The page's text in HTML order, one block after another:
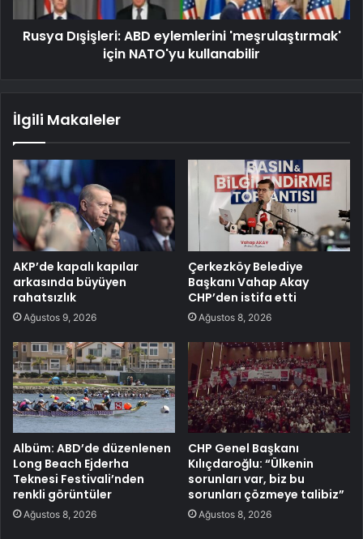
Rusya Dışişleri: ABD eylemlerini 'meşrulaştırmak'
için NATO'yu kullanabilir
İlgili Makaleler
AKP’de kapalı kapılar
arkasında büyüyen
rahatsızlık
Ağustos 9, 2026
Çerkezköy Belediye
Başkanı Vahap Akay
CHP’den istifa etti
Ağustos 8, 2026
Albüm: ABD’de düzenlenen
Long Beach Ejderha
Teknesi Festivali’nden
renkli görüntüler
Ağustos 8, 2026
CHP Genel Başkanı
Kılıçdaroğlu: “Ülkenin
sorunları var, biz bu
sorunları çözmeye talibiz”
Ağustos 8, 2026